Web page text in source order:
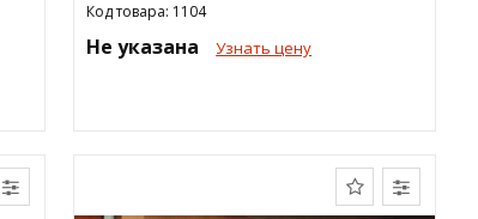
Код товара: 1104
Не указана Узнать цену